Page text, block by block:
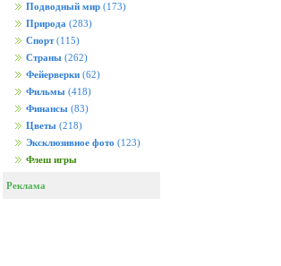
Подводный мир (173)
Природа (283)
Спорт (115)
Страны (262)
Фейерверки (62)
Фильмы (418)
Финансы (83)
Цветы (218)
Эксклюзивное фото (123)
Флеш игры
Реклама